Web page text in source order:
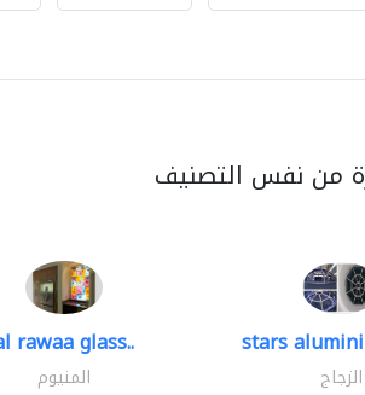
من نفس التصنيف
rawaa glass..
المنيوم
stars
الزجاج